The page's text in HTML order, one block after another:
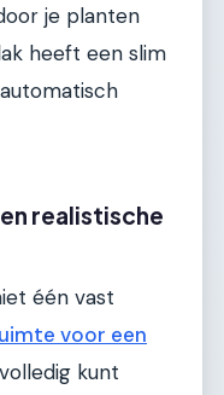
je planten
heeft een slim
realistische
één vast
voor een
kunt